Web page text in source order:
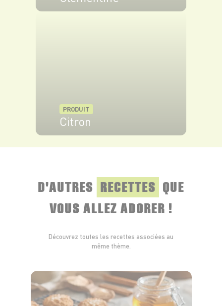
PRODUIT
Citron
D'AUTRES RECETTES QUE
VOUS ALLEZ ADORER !
Découvrez toutes les recettes associées au
même thème.